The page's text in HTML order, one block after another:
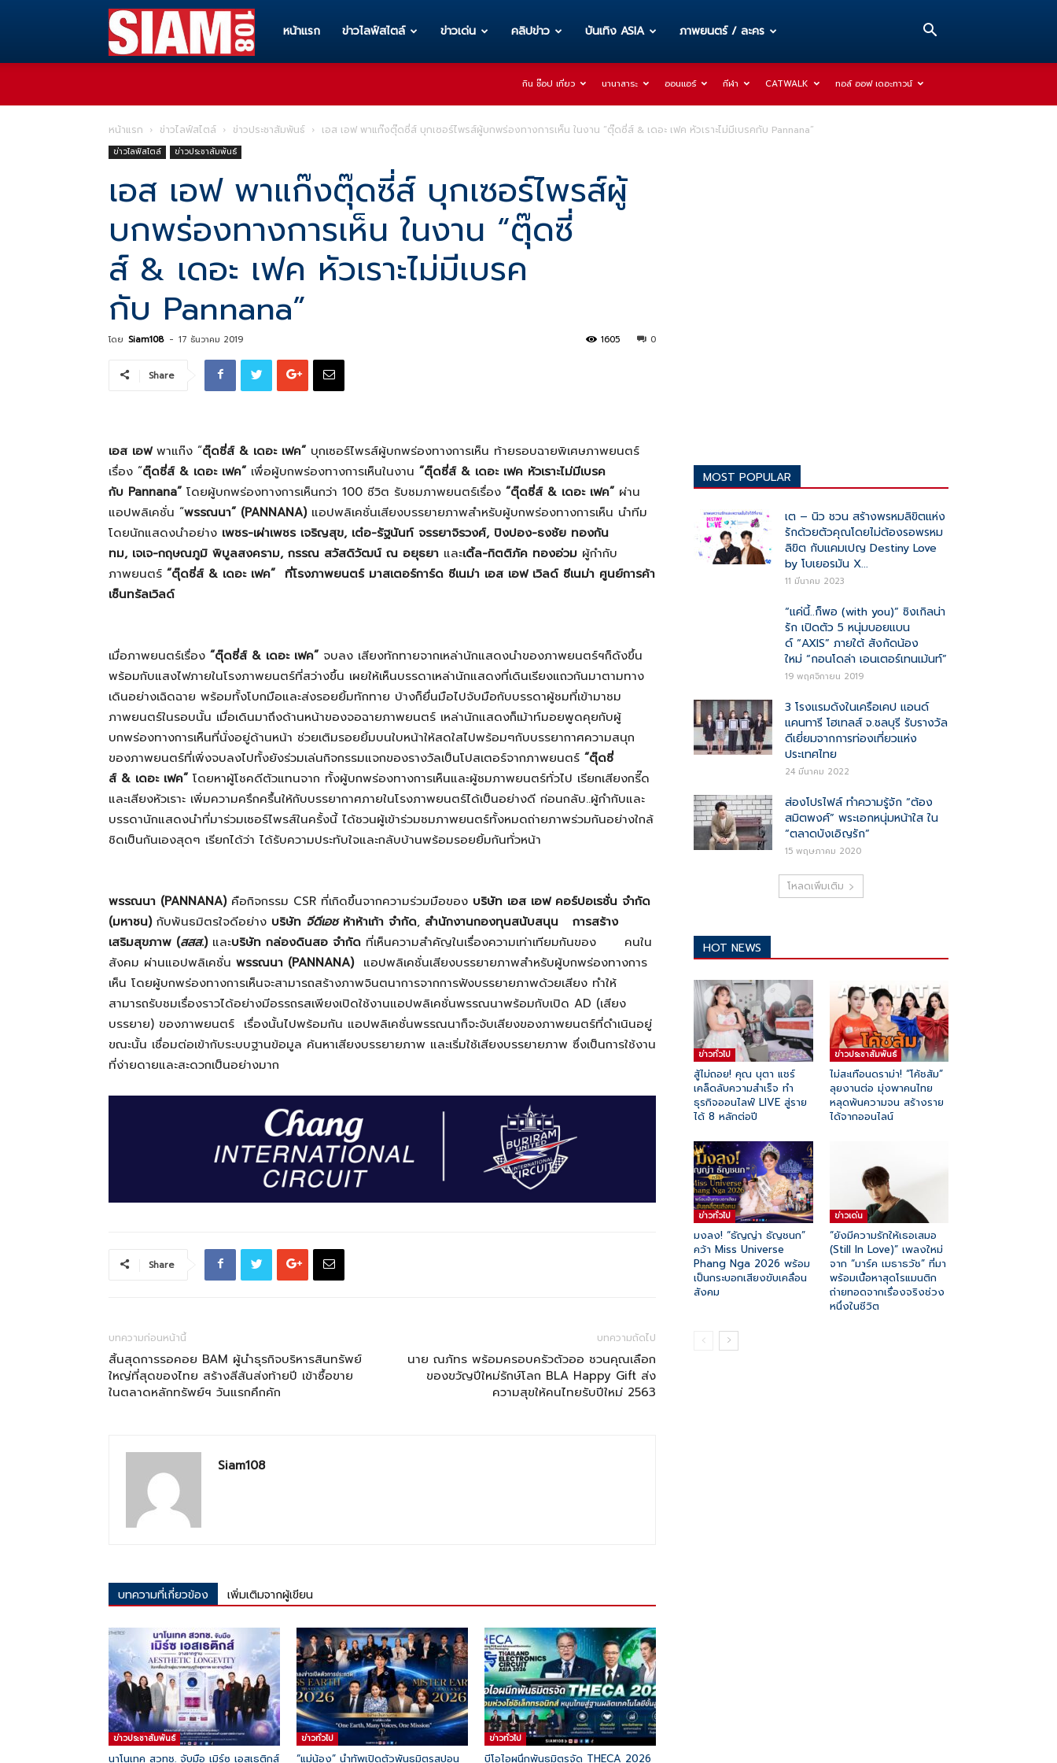
Siam108
ทุก
เรื่อง
เป็น
ความ
หน้าแรก ข่าวไลฟ์สไตล์ ข่าวเด่น คลิปข่าว บันเทิง ASIA ภาพยนตร์ / ละคร
กิน ช๊อป เที่ยว นานาสาระ ออนแอร์ กีฬา CATWALK ทอล์ ออฟ เดอะทาวน์
หน้าแรก ข่าวไลฟ์สไตล์ ข่าวประชาสัมพันธ์ เอส เอฟ พาแก๊งตุ๊ดซี่ส์ บุกเซอร์ไพรส์ผู้บกพร่องทางการเห็น ในงาน “ตุ๊ดซี่ส์ & เดอะ เฟค หัวเราะไม่มีเบรคกับ Pannana”
ข่าวไลฟ์สไตล์ ข่าวประชาสัมพันธ์
เอส เอฟ พาแก๊งตุ๊ดซี่ส์ บุกเซอร์ไพรส์ผู้
บกพร่องทางการเห็น ในงาน “ตุ๊ดซี่
ส์ & เดอะ เฟค หัวเราะไม่มีเบรค
กับ Pannana”
โดย Siam108 - 17 ธันวาคม 2019 0
1605
Share
เอส เอฟพาแก๊ง “ตุ๊ดซี่ส์& เดอะ เฟค” บุกเซอร์ไพรส์ผู้บกพร่องทางการเห็น ท้ายรอบฉายพิเศษภาพยนตร์
เรื่อง “ตุ๊ดซี่ส์& เดอะ เฟค” เพื่อผู้บกพร่องทางการเห็นในงาน “ตุ๊ดซี่ส์& เดอะ เฟค หัวเราะไม่มีเบรค
กับ Pannana” โดยผู้บกพร่องทางการเห็นกว่า 100 ชีวิต รับชมภาพยนตร์เรื่อง “ตุ๊ดซี่ส์& เดอะ เฟค” ผ่าน
แอปพลิเคชั่น “พรรณนา” (PANNANA)แอปพลิเคชั่นเสียงบรรยายภาพสำหรับผู้บกพร่องทางการเห็น นำทีม
โดยนักแสดงนำอย่าง เพชร-เผ่าเพชร เจริญสุข, เต๋อ-รัฐนันท์ จรรยาจิรวงศ์, ปิงปอง-ธงชัย ทองกัน
ทม, เจเจ-กฤษณภูมิ พิบูลสงคราม, กรรณ สวัสดิวัฒน์ ณ อยุธยา และเติ้ล-กิตติภัค ทองอ่วม ผู้กำกับ
ภาพยนตร์ “ตุ๊ดซี่ส์& เดอะ เฟค” ที่โรงภาพยนตร์ มาสเตอร์การ์ด ซีเนม่า เอส เอฟ เวิลด์ ซีเนม่า ศูนย์การค้า
เซ็นทรัลเวิลด์
เมื่อภาพยนตร์เรื่อง “ตุ๊ดซี่ส์& เดอะ เฟค” จบลง เสียงทักทายจากเหล่านักแสดงนำของภาพยนตร์ฯก็ดังขึ้น
พร้อมกับแสงไฟภายในโรงภาพยนตร์ที่สว่างขึ้น เผยให้เห็นบรรดาเหล่านักแสดงที่เดินเรียงแถวกันมาตามทาง
เดินอย่างเฉิดฉาย พร้อมทั้งโบกมือและส่งรอยยิ้มทักทาย บ้างก็ยื่นมือไปจับมือกับบรรดาผู้ชมที่เข้ามาชม
ภาพยนตร์ในรอบนั้น เมื่อเดินมาถึงด้านหน้าของจอฉายภาพยนตร์ เหล่านักแสดงก็เม้าท์มอยพูดคุยกับผู้
บกพร่องทางการเห็นที่นั่งอยู่ด้านหน้า ช่วยเติมรอยยิ้มบนใบหน้าให้สดใสไปพร้อมๆกับบรรยากาศความสนุก
ของภาพยนตร์ที่เพิ่งจบลงไปทั้งยังร่วมเล่นกิจกรรมแจกของรางวัลเป็นโปสเตอร์จากภาพยนตร์ “ตุ๊ดซี่
ส์& เดอะ เฟค” โดยหาผู้โชคดีตัวแทนจาก ทั้งผู้บกพร่องทางการเห็นและผู้ชมภาพยนตร์ทั่วไป เรียกเสียงกรี๊ด
และเสียงหัวเราะ เพิ่มความครึกครื้นให้กับบรรยากาศภายในโรงภาพยนตร์ได้เป็นอย่างดี ก่อนกลับ..ผู้กำกับและ
บรรดานักแสดงนำที่มาร่วมเซอร์ไพรส์ในครั้งนี้ ได้ชวนผู้เข้าร่วมชมภาพยนตร์ทั้งหมดถ่ายภาพร่วมกันอย่างใกล้
ชิดเป็นกันเองสุดๆ เรียกได้ว่า ได้รับความประทับใจและกลับบ้านพร้อมรอยยิ้มกันทั่วหน้า
พรรณนา (PANNANA)คือกิจกรรม CSR ที่เกิดขึ้นจากความร่วมมือของ บริษัท เอส เอฟ คอร์ปอเรชั่น จำกัด
(มหาชน) กับพันธมิตรใจดีอย่าง บริษัท จีดีเอชห้าห้าเก้า จำกัด, สำนักงานกองทุนสนับสนุน การสร้าง
เสริมสุขภาพ (สสส.) และบริษัท กล่องดินสอ จำกัด ที่เห็นความสำคัญในเรื่องความเท่าเทียมกันของ คนใน
สังคม ผ่านแอปพลิเคชั่น พรรณนา (PANNANA) แอปพลิเคชั่นเสียงบรรยายภาพสำหรับผู้บกพร่องทางการ
เห็น โดยผู้บกพร่องทางการเห็นจะสามารถสร้างภาพจินตนาการจากการฟังบรรยายภาพด้วยเสียง ทำให้
สามารถรับชมเรื่องราวได้อย่างมีอรรถรสเพียงเปิดใช้งานแอปพลิเคชั่นพรรณนาพร้อมกับเปิด AD (เสียง
บรรยาย) ของภาพยนตร์ เรื่องนั้นไปพร้อมกัน แอปพลิเคชั่นพรรณนาก็จะจับเสียงของภาพยนตร์ที่ดำเนินอยู่
ขณะนั้น เชื่อมต่อเข้ากับระบบฐานข้อมูล ค้นหาเสียงบรรยายภาพ และเริ่มใช้เสียงบรรยายภาพ ซึ่งเป็นการใช้งาน
ที่ง่ายดายและสะดวกเป็นอย่างมาก
Share
บทความก่อนหน้านี้
สิ้นสุดการรอคอย BAM ผู้นำธุรกิจบริหารสินทรัพย์
ใหญ่ที่สุดของไทย สร้างสีสันส่งท้ายปี เข้าซื้อขาย
ในตลาดหลักทรัพย์ฯ วันแรกคึกคัก
บทความถัดไป
นาย ณภัทร พร้อมครอบครัวตัวออ ชวนคุณเลือก
ของขวัญปีใหม่รักษ์โลก BLA Happy Gift ส่ง
ความสุขให้คนไทยรับปีใหม่ 2563
Siam108
บทความที่เกี่ยวข้อง เพิ่มเติมจากผู้เขียน
ข่าวประชาสัมพันธ์
นาโนเทค สวทช. จับมือ เมิร์ซ เอสเธติกส์
ข่าวทั่วไป
“แม่น้อง” นำทัพเปิดตัวพันธมิตรสปอน
ข่าวทั่วไป
บีโอไอผนึกพันธมิตรจัด THECA 2026
MOST POPULAR
เต – นิว ชวน สร้างพรหมลิขิตแห่ง
รักด้วยตัวคุณโดยไม่ต้องรอพรหม
ลิขิต กับแคมเปญ Destiny Love
by โบเยอรมัน X...
11 มีนาคม 2023
“แค่นี้..ก็พอ (with you)” ซิงเกิลน่า
รัก เปิดตัว 5 หนุ่มบอยแบน
ด์ “AXIS” ภายใต้ สังกัดน้อง
ใหม่ “กอนโดล่า เอนเตอร์เทนเม้นท์”
19 พฤศจิกายน 2019
3 โรงแรมดังในเครือเคป แอนด์
แคนทารี โฮเทลส์ จ.ชลบุรี รับรางวัล
ดีเยี่ยมจากการท่องเที่ยวแห่ง
ประเทศไทย
24 มีนาคม 2022
ส่องโปรไฟล์ ทำความรู้จัก “ต้อง
สมิตพงศ์” พระเอกหนุ่มหน้าใส ใน
“ตลาดบังเอิญรัก”
15 พฤษภาคม 2020
โหลดเพิ่มเติม
HOT NEWS
ข่าวทั่วไป
สู้ไม่ถอย! คุณ นุตา แชร์
เคล็ดลับความสำเร็จ ทำ
ธุรกิจออนไลฟ์ LIVE สู่ราย
ได้ 8 หลักต่อปี
ข่าวประชาสัมพันธ์
ไม่สะเทือนดราม่า! “โค้ชส้ม”
ลุยงานต่อ มุ่งพาคนไทย
หลุดพ้นความจน สร้างราย
ได้จากออนไลน์
ข่าวทั่วไป
มงลง! “ธัญญ่า ธัญชนก”
คว้า Miss Universe
Phang Nga 2026 พร้อม
เป็นกระบอกเสียงขับเคลื่อน
สังคม
ข่าวเด่น
“ยังมีความรักให้เธอเสมอ
(Still In Love)” เพลงใหม่
จาก “มาร์ค เมธาธวัช” ที่มา
พร้อมเนื้อหาสุดโรแมนติก
ถ่ายทอดจากเรื่องจริงช่วง
หนึ่งในชีวิต